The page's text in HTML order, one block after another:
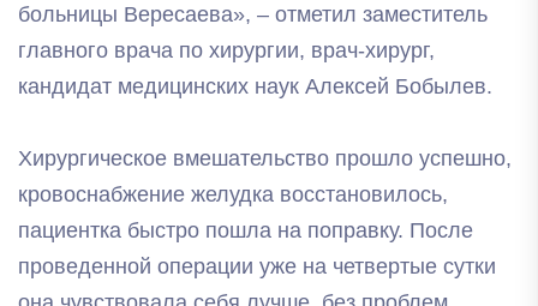
больницы Вересаева», – отметил заместитель
главного врача по хирургии, врач-хирург,
кандидат медицинских наук Алексей Бобылев.
Хирургическое вмешательство прошло успешно,
кровоснабжение желудка восстановилось,
пациентка быстро пошла на поправку. После
проведенной операции уже на четвертые сутки